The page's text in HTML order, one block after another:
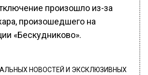
произошло из-за
произошедшего на
«Бескудниково».
НОВОСТЕЙ И ЭКСКЛЮЗИВНЫХ